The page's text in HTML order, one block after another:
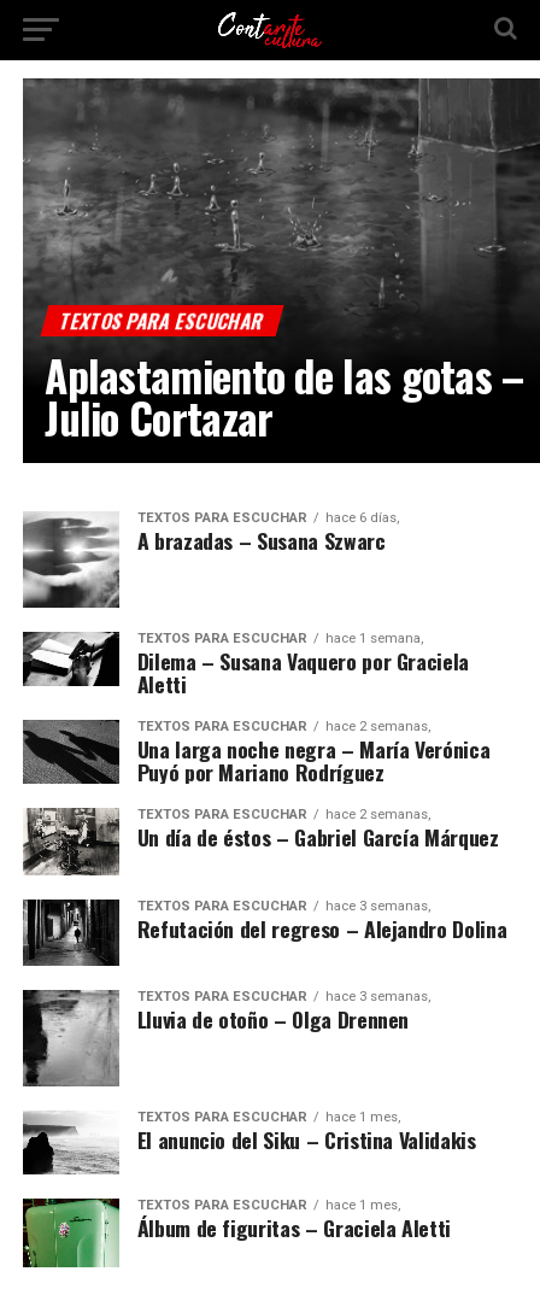
TEXTOS PARA ESCUCHAR
Aplastamiento de las gotas –
Julio Cortazar
TEXTOS PARA ESCUCHAR hace 6 días,
A brazadas – Susana Szwarc
TEXTOS PARA ESCUCHAR hace 1 semana,
Dilema – Susana Vaquero por Graciela
Aletti
TEXTOS PARA ESCUCHAR hace 2 semanas,
Una larga noche negra – María Verónica
Puyó por Mariano Rodríguez
TEXTOS PARA ESCUCHAR hace 2 semanas,
Un día de éstos – Gabriel García Márquez
TEXTOS PARA ESCUCHAR hace 3 semanas,
Refutación del regreso – Alejandro Dolina
TEXTOS PARA ESCUCHAR hace 3 semanas,
Lluvia de otoño – Olga Drennen
TEXTOS PARA ESCUCHAR hace 1 mes,
El anuncio del Siku – Cristina Validakis
TEXTOS PARA ESCUCHAR hace 1 mes,
Álbum de figuritas – Graciela Aletti